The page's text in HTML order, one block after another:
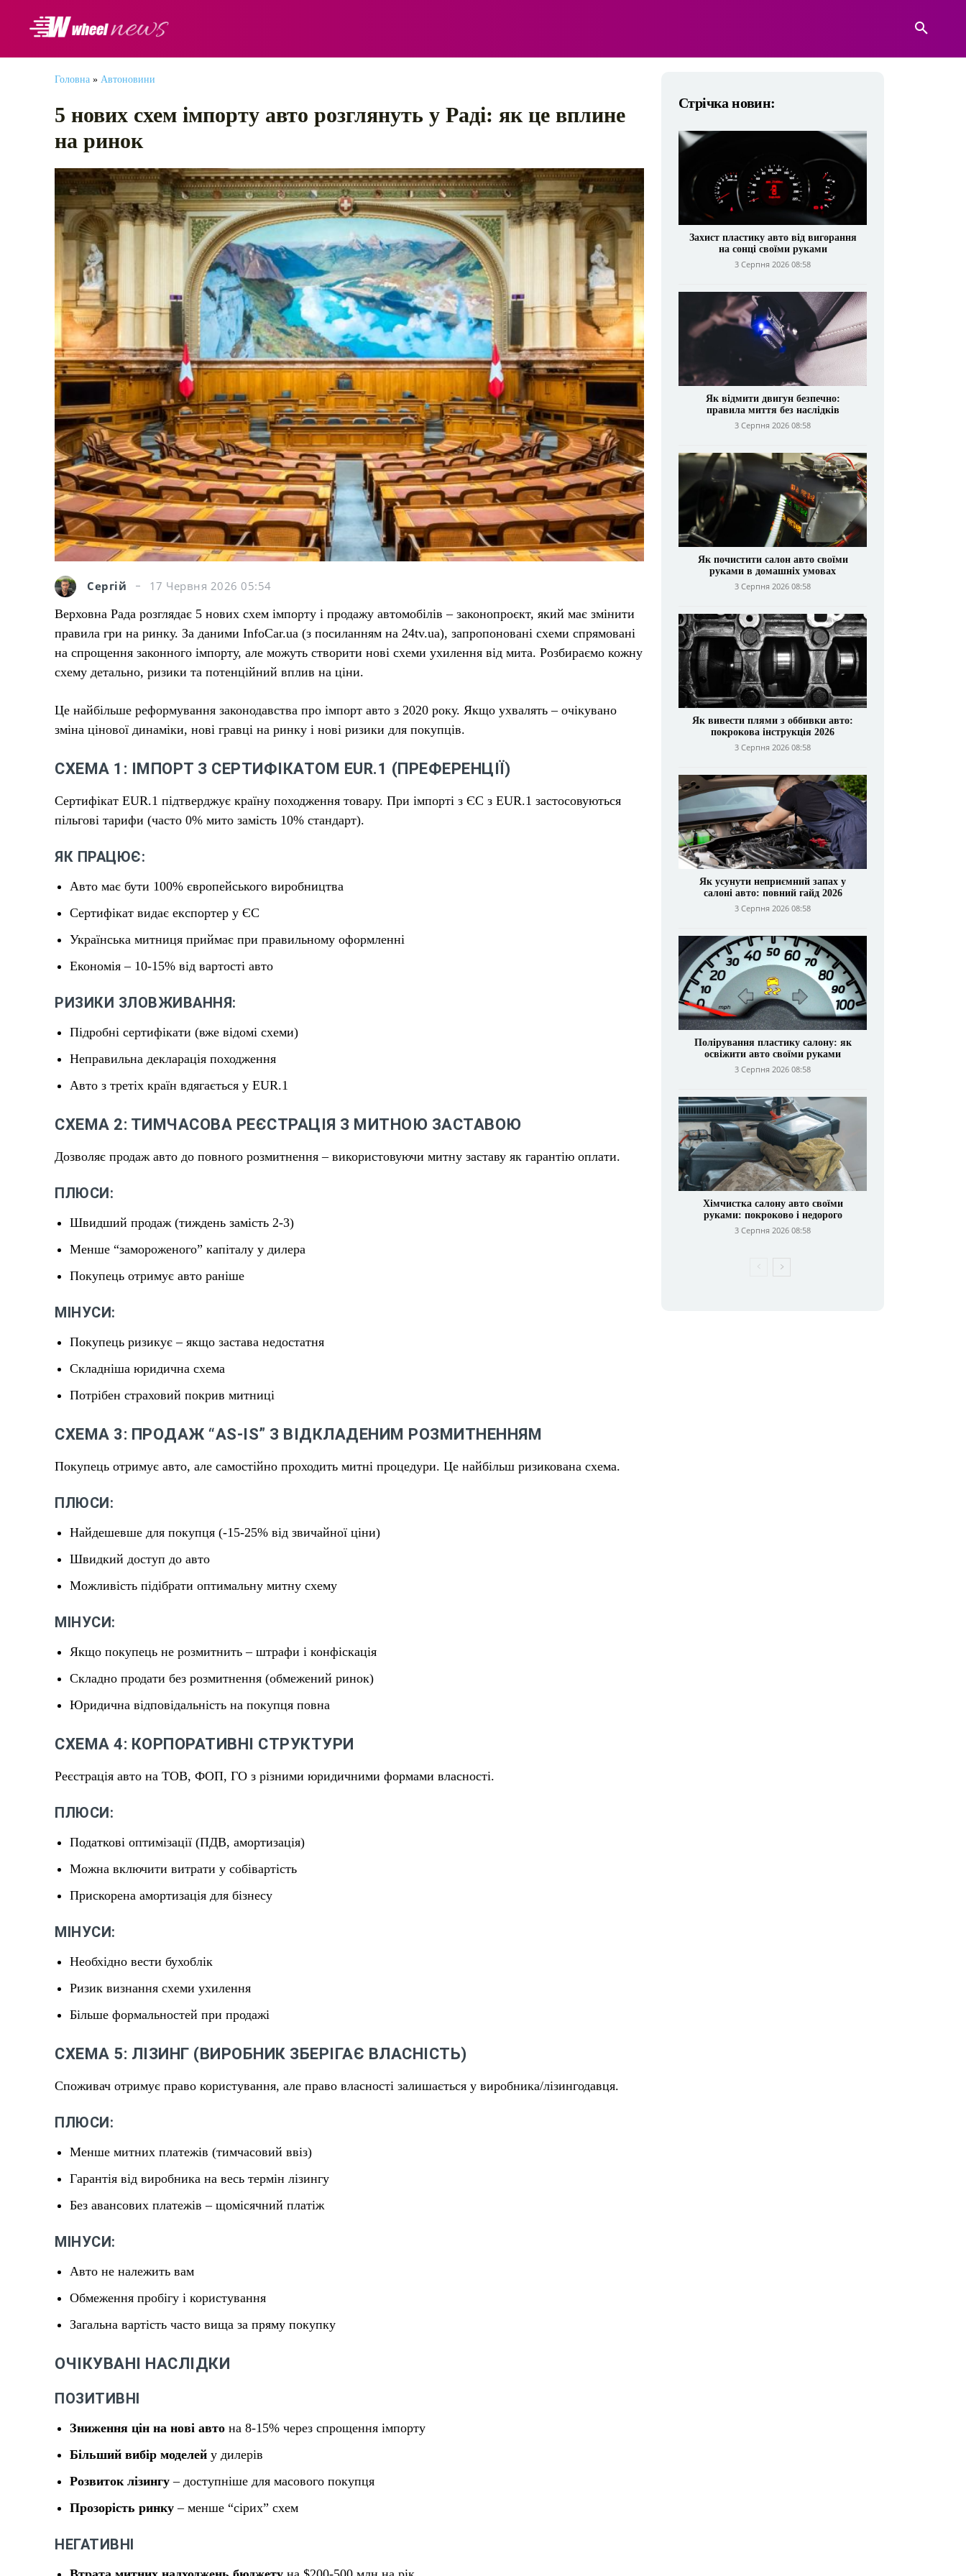
Головна » Автоновини
5 нових схем імпорту авто розглянуть у Раді: як це вплине
на ринок
Сергій
17 Червня 2026 05:54
Верховна Рада розглядає 5 нових схем імпорту і продажу автомобілів – законопроєкт, який має змінити
правила гри на ринку. За даними InfoCar.ua (з посиланням на 24tv.ua), запропоновані схеми спрямовані
на спрощення законного імпорту, але можуть створити нові схеми ухилення від мита. Розбираємо кожну
схему детально, ризики та потенційний вплив на ціни.
Це найбільше реформування законодавства про імпорт авто з 2020 року. Якщо ухвалять – очікувано
зміна цінової динаміки, нові гравці на ринку і нові ризики для покупців.
СХЕМА 1: ІМПОРТ З СЕРТИФІКАТОМ EUR.1 (ПРЕФЕРЕНЦІЇ)
Сертифікат EUR.1 підтверджує країну походження товару. При імпорті з ЄС з EUR.1 застосовуються
пільгові тарифи (часто 0% мито замість 10% стандарт).
ЯК ПРАЦЮЄ:
Авто має бути 100% європейського виробництва
Сертифікат видає експортер у ЄС
Українська митниця приймає при правильному оформленні
Економія – 10-15% від вартості авто
РИЗИКИ ЗЛОВЖИВАННЯ:
Підробні сертифікати (вже відомі схеми)
Неправильна декларація походження
Авто з третіх країн вдягається у EUR.1
СХЕМА 2: ТИМЧАСОВА РЕЄСТРАЦІЯ З МИТНОЮ ЗАСТАВОЮ
Дозволяє продаж авто до повного розмитнення – використовуючи митну заставу як гарантію оплати.
ПЛЮСИ:
Швидший продаж (тиждень замість 2-3)
Менше “замороженого” капіталу у дилера
Покупець отримує авто раніше
МІНУСИ:
Покупець ризикує – якщо застава недостатня
Складніша юридична схема
Потрібен страховий покрив митниці
СХЕМА 3: ПРОДАЖ “AS-IS” З ВІДКЛАДЕНИМ РОЗМИТНЕННЯМ
Покупець отримує авто, але самостійно проходить митні процедури. Це найбільш ризикована схема.
ПЛЮСИ:
Найдешевше для покупця (-15-25% від звичайної ціни)
Швидкий доступ до авто
Можливість підібрати оптимальну митну схему
МІНУСИ:
Якщо покупець не розмитнить – штрафи і конфіскація
Складно продати без розмитнення (обмежений ринок)
Юридична відповідальність на покупця повна
СХЕМА 4: КОРПОРАТИВНІ СТРУКТУРИ
Реєстрація авто на ТОВ, ФОП, ГО з різними юридичними формами власності.
ПЛЮСИ:
Податкові оптимізації (ПДВ, амортизація)
Можна включити витрати у собівартість
Прискорена амортизація для бізнесу
МІНУСИ:
Необхідно вести бухоблік
Ризик визнання схеми ухилення
Більше формальностей при продажі
СХЕМА 5: ЛІЗИНГ (ВИРОБНИК ЗБЕРІГАЄ ВЛАСНІСТЬ)
Споживач отримує право користування, але право власності залишається у виробника/лізингодавця.
ПЛЮСИ:
Менше митних платежів (тимчасовий ввіз)
Гарантія від виробника на весь термін лізингу
Без авансових платежів – щомісячний платіж
МІНУСИ:
Авто не належить вам
Обмеження пробігу і користування
Загальна вартість часто вища за пряму покупку
ОЧІКУВАНІ НАСЛІДКИ
ПОЗИТИВНІ
Зниження цін на нові авто на 8-15% через спрощення імпорту
Більший вибір моделей у дилерів
Розвиток лізингу – доступніше для масового покупця
Прозорість ринку – менше “сірих” схем
НЕГАТИВНІ
Стрічка новин:
Захист пластику авто від вигорання
на сонці своїми руками
3 Серпня 2026 08:58
Як відмити двигун безпечно:
правила миття без наслідків
3 Серпня 2026 08:58
Як почистити салон авто своїми
руками в домашніх умовах
3 Серпня 2026 08:58
Як вивести плями з оббивки авто:
покрокова інструкція 2026
3 Серпня 2026 08:58
Як усунути неприємний запах у
салоні авто: повний гайд 2026
3 Серпня 2026 08:58
Полірування пластику салону: як
освіжити авто своїми руками
3 Серпня 2026 08:58
Хімчистка салону авто своїми
руками: покроково і недорого
3 Серпня 2026 08:58